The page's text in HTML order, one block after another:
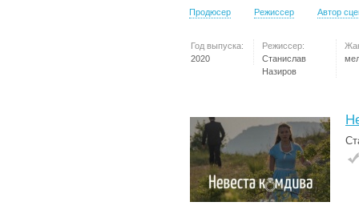
Продюсер Режиссер Автор
Год выпуска:
2020
Режиссер:
Станислав
Назиров